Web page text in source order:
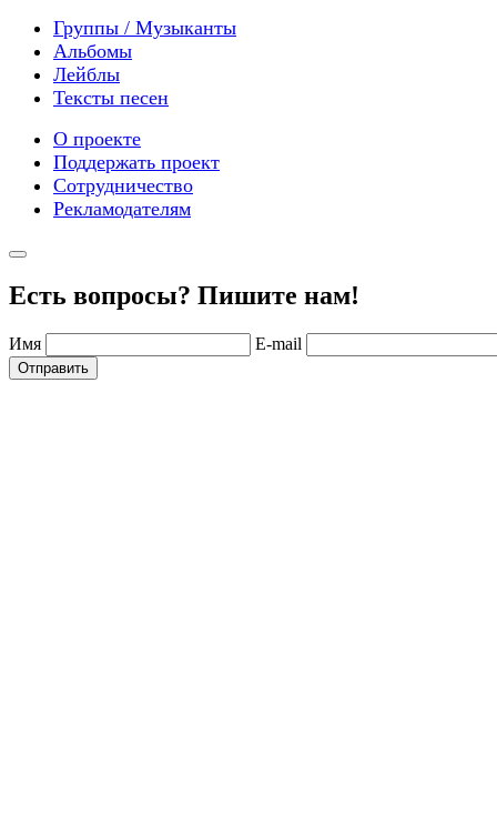
Группы / Музыканты
Альбомы
Лейблы
Тексты песен
О проекте
Поддержать проект
Сотрудничество
Рекламодателям
Есть вопросы? Пишите нам!
Имя E-mail